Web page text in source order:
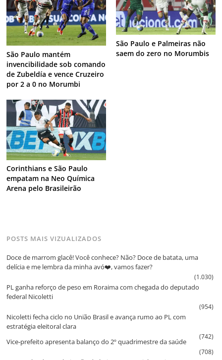
São Paulo mantém
invencibilidade sob comando
de Zubeldía e vence Cruzeiro
por 2 a 0 no Morumbi
São Paulo e Palmeiras não
saem do zero no Morumbis
Corinthians e São Paulo
empatam na Neo Química
Arena pelo Brasileirão
POSTS MAIS VIZUALIZADOS
Doce de marrom glacê! Você conhece? Não? Doce de batata, uma
delícia e me lembra da minha avó❤️, vamos fazer?
(1.030)
PL ganha reforço de peso em Roraima com chegada do deputado
federal Nicoletti
(954)
Nicoletti fecha ciclo no União Brasil e avança rumo ao PL com
estratégia eleitoral clara
(742)
Vice‑prefeito apresenta balanço do 2º quadrimestre da saúde
(708)